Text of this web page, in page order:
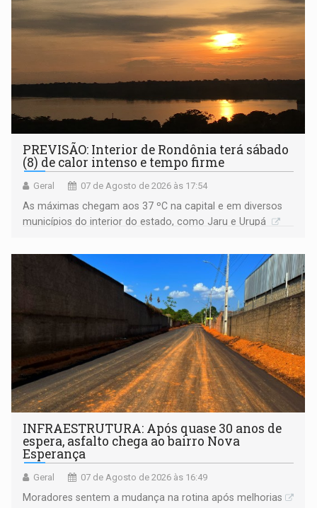
PREVISÃO: Interior de Rondônia terá sábado
(8) de calor intenso e tempo firme
Geral 07 de Agosto de 2026 às 17:54
As máximas chegam aos 37 ºC na capital e em diversos
municípios do interior do estado, como Jaru e Urupá
INFRAESTRUTURA: Após quase 30 anos de
espera, asfalto chega ao bairro Nova
Esperança
Geral 07 de Agosto de 2026 às 16:49
Moradores sentem a mudança na rotina após melhorias